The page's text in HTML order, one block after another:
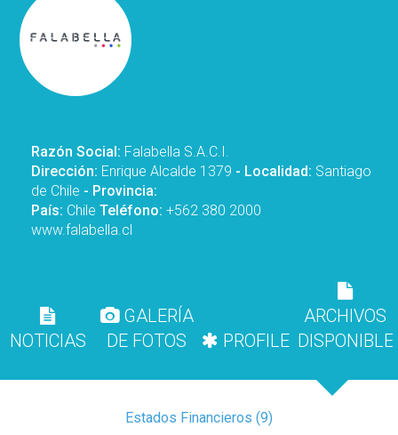
Razón Social: Falabella S.A.C.I.
Dirección: Enrique Alcalde 1379 - Localidad: Santiago
de Chile - Provincia:
País: Chile Teléfono:+562 380 2000
www.falabella.cl
NOTICIAS
GALERÍA
DE FOTOS
PROFILE
ARCHIVOS
Estados Financieros (9)